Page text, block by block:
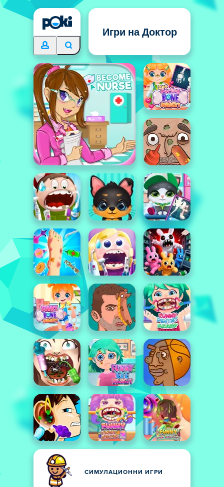
Игри на Доктор
СИМУЛАЦИОННИ ИГРИ